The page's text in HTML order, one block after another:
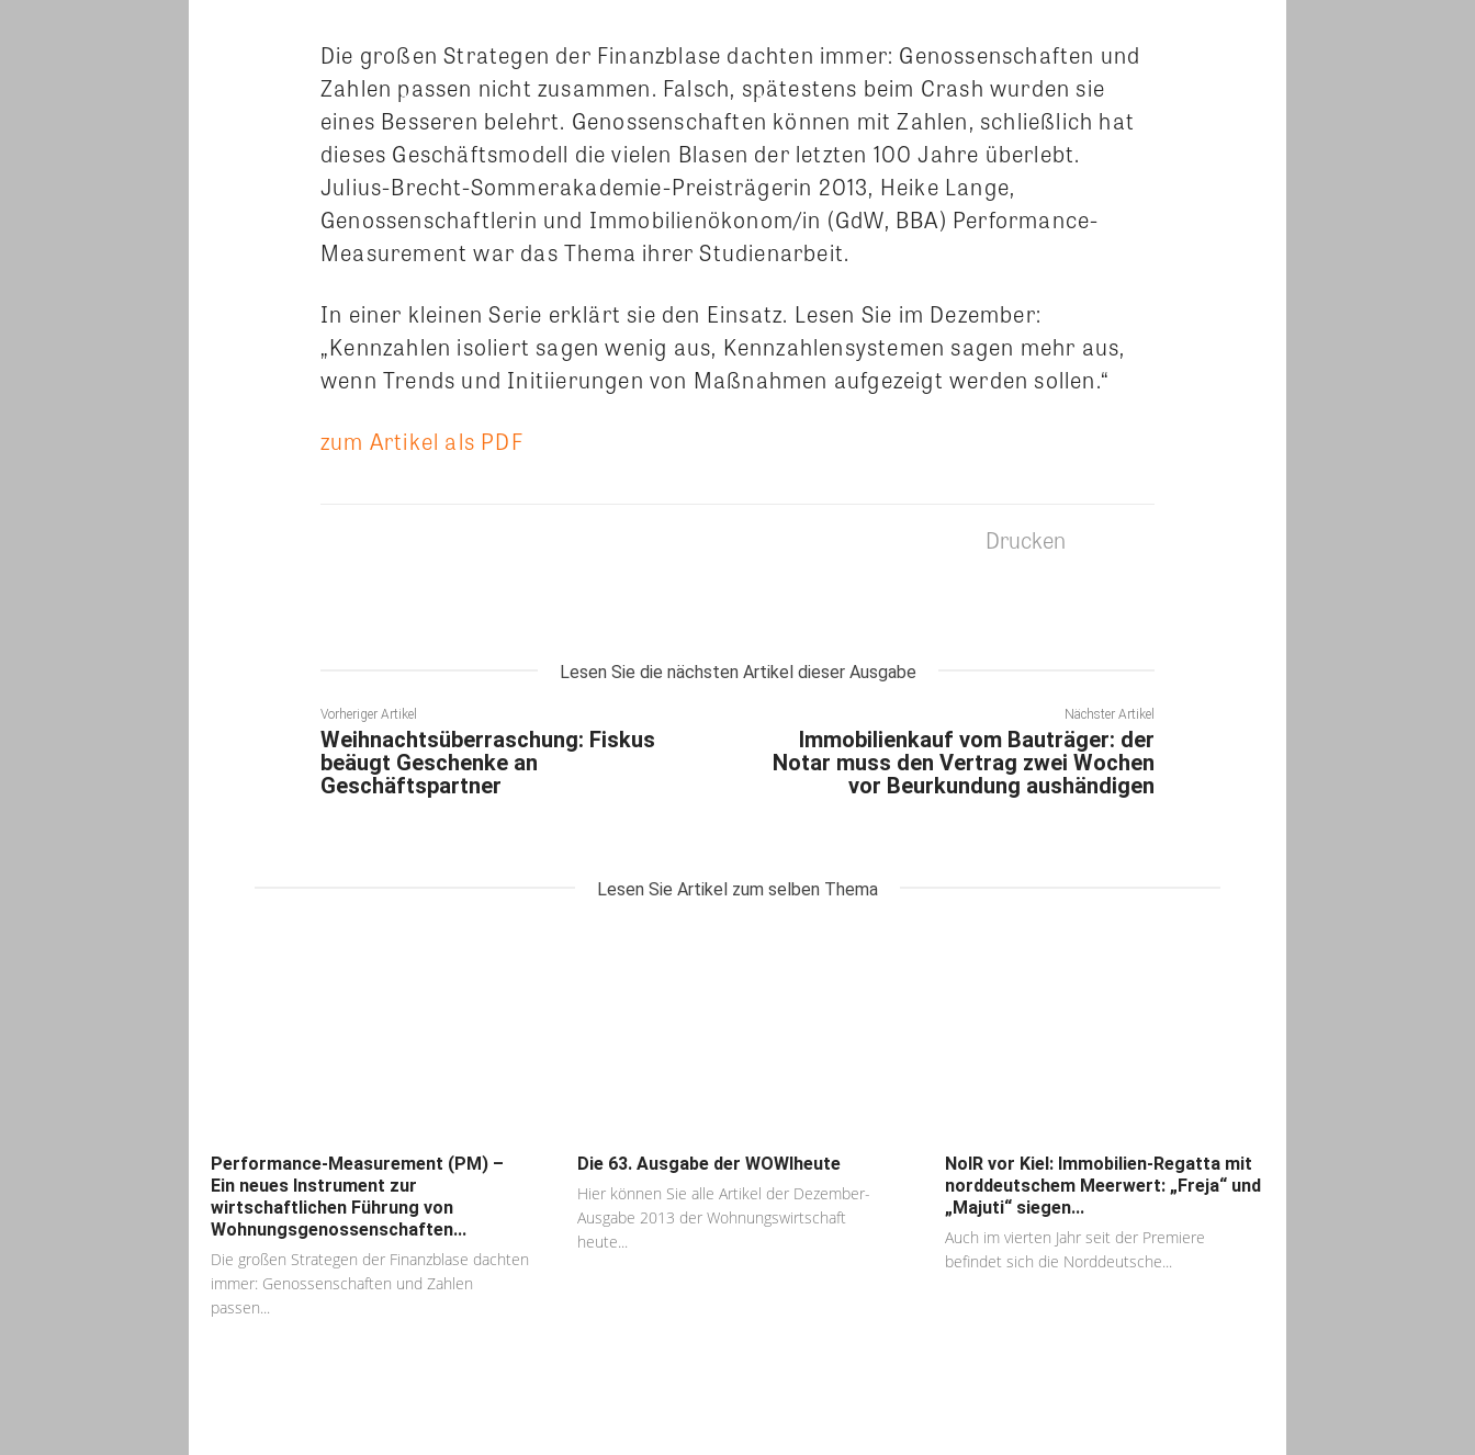
Die großen Strategen der Finanzblase dachten immer: Genossenschaften und
Zahlen passen nicht zusammen. Falsch, spätestens beim Crash wurden sie
eines Besseren belehrt. Genossenschaften können mit Zahlen, schließlich hat
dieses Geschäftsmodell die vielen Blasen der letzten 100 Jahre überlebt.
Julius-Brecht-Sommerakademie-Preisträgerin 2013, Heike Lange,
Genossenschaftlerin und Immobilienökonom/in (GdW, BBA) Performance-
Measurement war das Thema ihrer Studienarbeit.
In einer kleinen Serie erklärt sie den Einsatz. Lesen Sie im Dezember:
„Kennzahlen isoliert sagen wenig aus, Kennzahlensystemen sagen mehr aus,
wenn Trends und Initiierungen von Maßnahmen aufgezeigt werden sollen.“
zum Artikel als PDF
Drucken
Lesen Sie die nächsten Artikel dieser Ausgabe
Vorheriger Artikel
Weihnachtsüberraschung: Fiskus
beäugt Geschenke an
Geschäftspartner
Nächster Artikel
Immobilienkauf vom Bauträger: der
Notar muss den Vertrag zwei Wochen
vor Beurkundung aushändigen
Lesen Sie Artikel zum selben Thema
Performance-Measurement (PM) –
Ein neues Instrument zur
wirtschaftlichen Führung von
Wohnungsgenossenschaften...
Die großen Strategen der Finanzblase dachten
immer: Genossenschaften und Zahlen
passen...
Die 63. Ausgabe der WOWIheute
Hier können Sie alle Artikel der Dezember-
Ausgabe 2013 der Wohnungswirtschaft
heute...
NoIR vor Kiel: Immobilien-Regatta mit
norddeutschem Meerwert: „Freja“ und
„Majuti“ siegen...
Auch im vierten Jahr seit der Premiere
befindet sich die Norddeutsche...